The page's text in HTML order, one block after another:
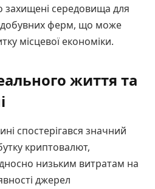
захищені середовища для
ферм, що може
місцевої економіки.
життя та
спостерігався значний
криптовалют,
низьким витратам на
джерел